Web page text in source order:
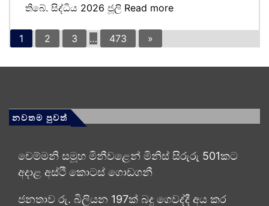
තිබේ. සිද්ධිය 2026 ජූලි Read more
1 2 3 … 473 »
නවතම පුවත්
චෙම්මනි සමූහ මිනීවළෙන් මිනිස් සිරුරු 501කට
අදාළ අස්ථි කොටස් ගොඩගනී
ජනතාව රු. බිලියන 197ක් බදු ගෙවද්දී අය කර